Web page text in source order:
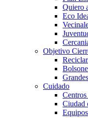
Quiero
Eco
Objetivo
Cuidado
Ciudad